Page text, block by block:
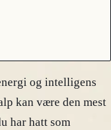
og intelligens
kan være den mest
har hatt som